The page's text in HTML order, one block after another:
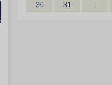
30
31 1